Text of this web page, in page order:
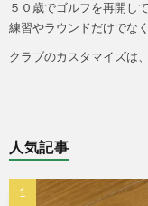
５０歳でゴルフを再開し
練習やラウンドだけでな
クラブのカスタマイズは
人気記事